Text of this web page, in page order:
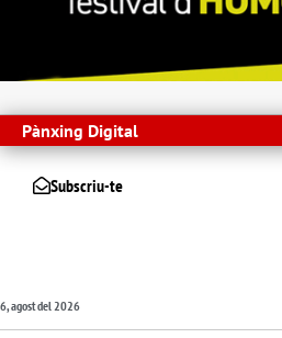
Pànxing Digital
Subscriu-te
6, agost del 2026